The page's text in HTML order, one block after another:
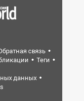
связь
Теги
данных